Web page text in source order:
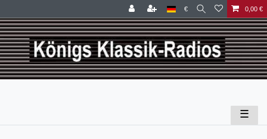
€ 0,00 €
☰